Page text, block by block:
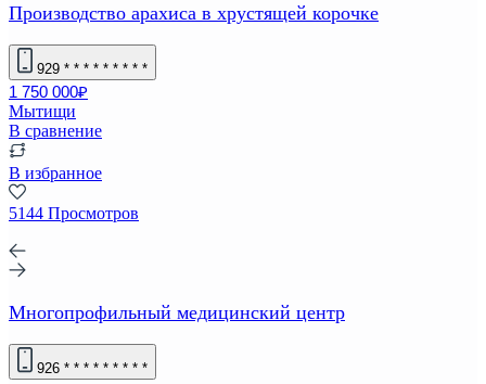
Производство арахиса в хрустящей корочке
929 * * * * * * * * *
1 750 000₽
Мытищи
В сравнение
В избранное
5144 Просмотров
Многопрофильный медицинский центр
926 * * * * * * * * *